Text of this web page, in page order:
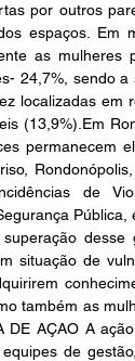
por outros
espaços. Em
as
24,7%, sendo
localizadas em
(13,9%).Em
permanecem
de
desse
situação de
também as
DE AÇAO A
de